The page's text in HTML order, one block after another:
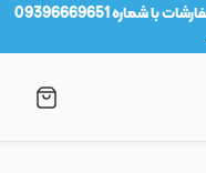
دوستان عزیز، جهت هرگونه پرسش و پیگیری سفارشات با شماره 09396669651